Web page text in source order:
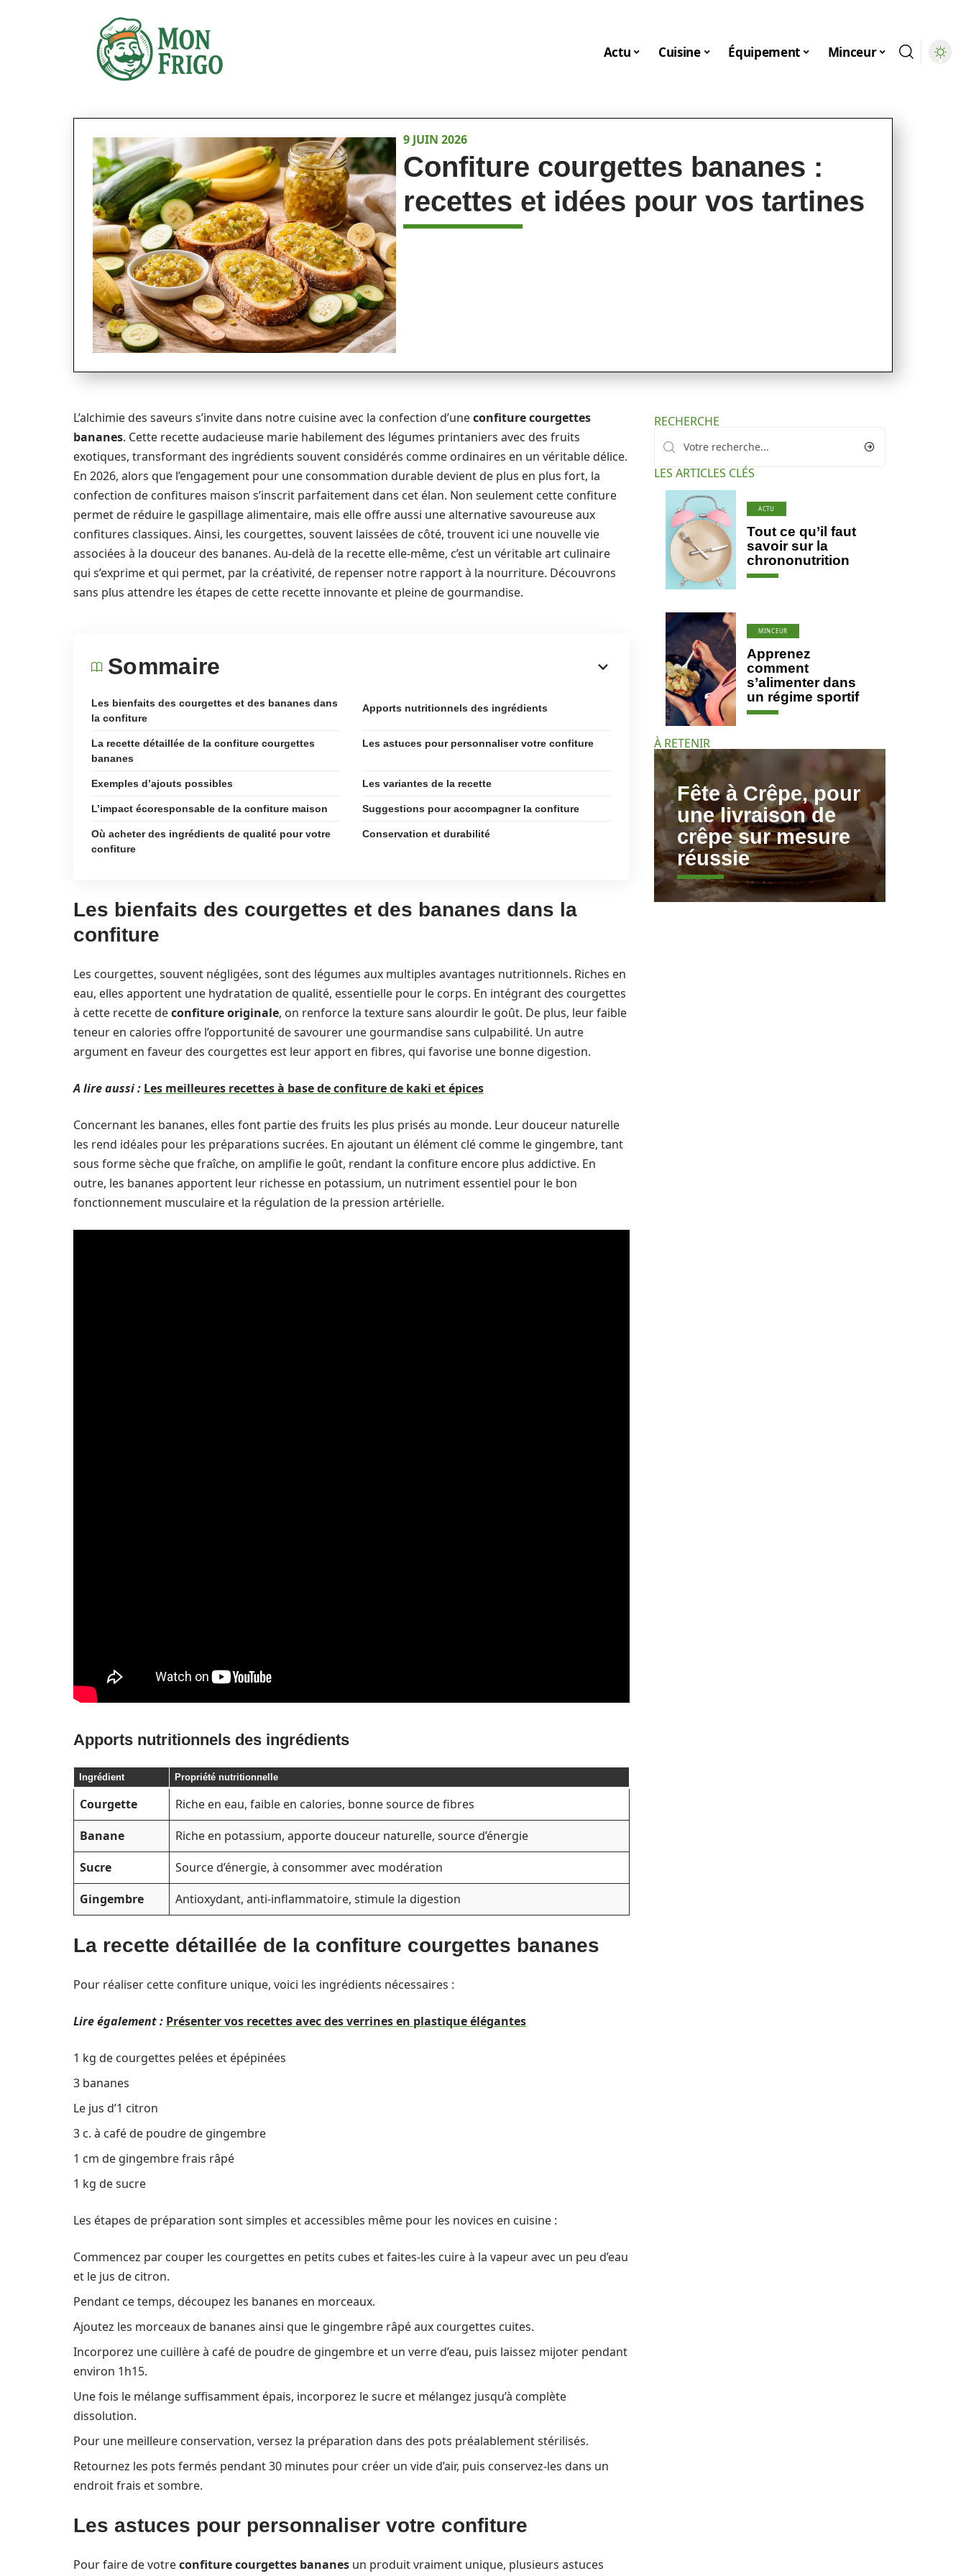
Actu Cuisine Équipement Minceur
9 JUIN 2026
Confiture courgettes bananes :
recettes et idées pour vos tartines
L’alchimie des saveurs s’invite dans notre cuisine avec la confection d’uneconfiture courgettes
bananes. Cette recette audacieuse marie habilement des légumes printaniers avec des fruits
exotiques, transformant des ingrédients souvent considérés comme ordinaires en un véritable délice.
En 2026, alors que l’engagement pour une consommation durable devient de plus en plus fort, la
confection de confitures maison s’inscrit parfaitement dans cet élan. Non seulement cette confiture
permet de réduire le gaspillage alimentaire, mais elle offre aussi une alternative savoureuse aux
confitures classiques. Ainsi, les courgettes, souvent laissées de côté, trouvent ici une nouvelle vie
associées à la douceur des bananes. Au-delà de la recette elle-même, c’est un véritable art culinaire
qui s’exprime et qui permet, par la créativité, de repenser notre rapport à la nourriture. Découvrons
sans plus attendre les étapes de cette recette innovante et pleine de gourmandise.
Sommaire
Les bienfaits des courgettes et des bananes dans
la confiture
Apports nutritionnels des ingrédients
La recette détaillée de la confiture courgettes
bananes
Les astuces pour personnaliser votre confiture
Exemples d’ajouts possibles Les variantes de la recette
L’impact écoresponsable de la confiture maison Suggestions pour accompagner la confiture
Où acheter des ingrédients de qualité pour votre
confiture
Conservation et durabilité
Les bienfaits des courgettes et des bananes dans la
confiture
Les courgettes, souvent négligées, sont des légumes aux multiples avantages nutritionnels. Riches en
eau, elles apportent une hydratation de qualité, essentielle pour le corps. En intégrant des courgettes
à cette recette deconfiture originale, on renforce la texture sans alourdir le goût. De plus, leur faible
teneur en calories offre l’opportunité de savourer une gourmandise sans culpabilité. Un autre
argument en faveur des courgettes est leur apport en fibres, qui favorise une bonne digestion.
A lire aussi : Les meilleures recettes à base de confiture de kaki et épices
Concernant les bananes, elles font partie des fruits les plus prisés au monde. Leur douceur naturelle
les rend idéales pour les préparations sucrées. En ajoutant un élément clé comme le gingembre, tant
sous forme sèche que fraîche, on amplifie le goût, rendant la confiture encore plus addictive. En
outre, les bananes apportent leur richesse en potassium, un nutriment essentiel pour le bon
fonctionnement musculaire et la régulation de la pression artérielle.
Apports nutritionnels des ingrédients
Ingrédient Propriété nutritionnelle
Courgette
Riche en eau, faible en calories, bonne source de fibres
Banane
Riche en potassium, apporte douceur naturelle, source d’énergie
Sucre
Source d’énergie, à consommer avec modération
Gingembre
Antioxydant, anti-inflammatoire, stimule la digestion
La recette détaillée de la confiture courgettes bananes
Pour réaliser cette confiture unique, voici les ingrédients nécessaires :
Lire également : Présenter vos recettes avec des verrines en plastique élégantes
1 kg de courgettes pelées et épépinées
3 bananes
Le jus d’1 citron
3 c. à café de poudre de gingembre
1 cm de gingembre frais râpé
1 kg de sucre
Les étapes de préparation sont simples et accessibles même pour les novices en cuisine :
Commencez par couper les courgettes en petits cubes et faites-les cuire à la vapeur avec un peu d’eau
et le jus de citron.
Pendant ce temps, découpez les bananes en morceaux.
Ajoutez les morceaux de bananes ainsi que le gingembre râpé aux courgettes cuites.
Incorporez une cuillère à café de poudre de gingembre et un verre d’eau, puis laissez mijoter pendant
environ 1h15.
Une fois le mélange suffisamment épais, incorporez le sucre et mélangez jusqu’à complète
dissolution.
Pour une meilleure conservation, versez la préparation dans des pots préalablement stérilisés.
Retournez les pots fermés pendant 30 minutes pour créer un vide d’air, puis conservez-les dans un
endroit frais et sombre.
Les astuces pour personnaliser votre confiture
Pour faire de votreconfiture courgettes bananes un produit vraiment unique, plusieurs astuces
RECHERCHE
LES ARTICLES CLÉS
ACTU
Tout ce qu’il faut
savoir sur la
chrononutrition
MINCEUR
Apprenez
comment
s’alimenter dans
un régime sportif
À RETENIR
Fête à Crêpe, pour
une livraison de
crêpe sur mesure
réussie